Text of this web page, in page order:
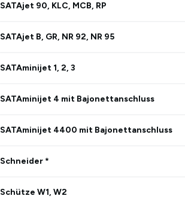
SATAjet 90, KLC, MCB, RP
SATAjet B, GR, NR 92, NR 95
SATAminijet 1, 2, 3
SATAminijet 4 mit Bajonettanschluss
SATAminijet 4400 mit Bajonettanschluss
Schneider *
Schütze W1, W2